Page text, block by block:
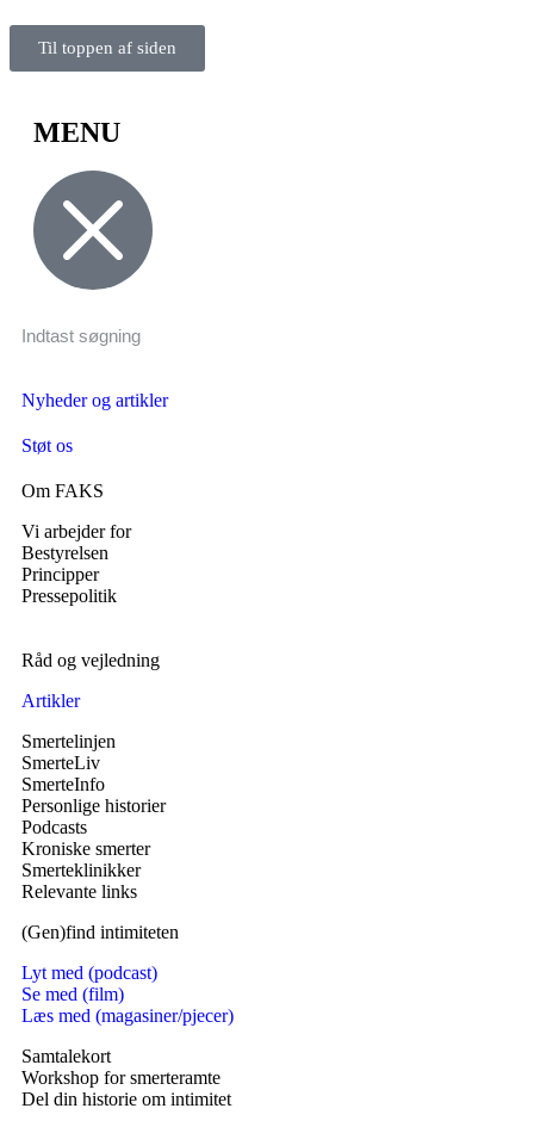
Til toppen af siden
MENU
Nyheder og artikler
Støt os
Om FAKS
Vi arbejder for
Bestyrelsen
Principper
Pressepolitik
Råd og vejledning
Artikler
Smertelinjen
SmerteLiv
SmerteInfo
Personlige historier
Podcasts
Kroniske smerter
Smerteklinikker
Relevante links
(Gen)find intimiteten
Lyt med (podcast)
Se med (film)
Læs med (magasiner/pjecer)
Samtalekort
Workshop for smerteramte
Del din historie om intimitet